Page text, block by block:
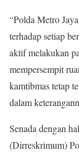
“Polda Metro
terhadap setiap
aktif melakukan
mempersempit
kamtibmas tetap
dalam
Senada dengan
(Dirreskrimum)